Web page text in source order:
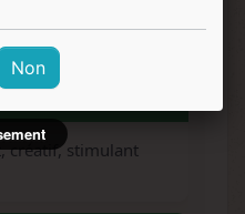
notes de fruits
créatif, stimulant
Non